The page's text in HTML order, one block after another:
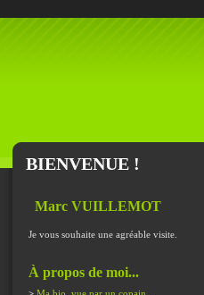
BIENVENUE !
Marc VUILLEMOT
Je vous souhaite une agréable visite.
À propos de moi...